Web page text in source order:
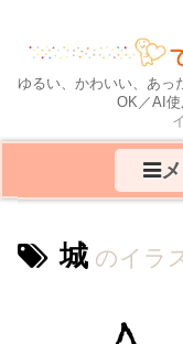
ゆるい、かわいい、あ
OK／AI
城